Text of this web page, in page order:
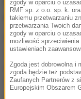
których dwa
prowadzenie w
W drugiej partii
zdołały utrzymać
odrabiała, a
4:2. Końcówka
zgody w oparciu o
RMF sp. z o.o. sp. k.
takiemu przetwarzaniu
przetwarzania Twoich
zgody w oparciu o
możliwość
ustawieniach
Zgoda jest dobrowolna i
zgoda będzie też
Zaufanych Partnerów z
Europejskim Obszarem